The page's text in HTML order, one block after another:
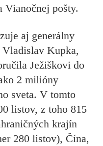
Vianočnej pošty.
aj generálny
Kupka,
Ježiškovi do
2 milióny
sveta. V tomto
listov, z toho 815
krajín
280 listov), Čína,